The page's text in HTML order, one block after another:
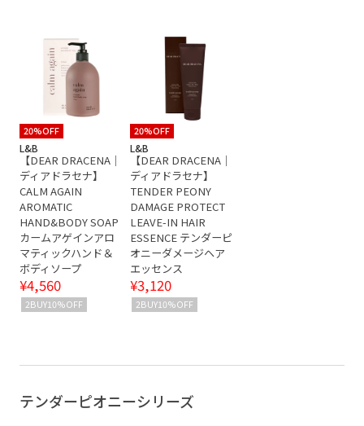
20%OFF
L&B
【DEAR DRACENA｜
ディアドラセナ】
CALM AGAIN
AROMATIC
HAND&BODY SOAP
カームアゲインアロ
マティックハンド＆
ボディソープ
¥4,560
2BUY10%OFF
20%OFF
L&B
【DEAR DRACENA｜
ディアドラセナ】
TENDER PEONY
DAMAGE PROTECT
LEAVE-IN HAIR
ESSENCE テンダーピ
オニーダメージヘア
エッセンス
¥3,120
2BUY10%OFF
テンダーピオニーシリーズ